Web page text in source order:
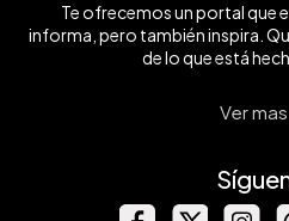
Te ofrecemos un portal que
informa, pero también inspira.
de lo que está
Ver